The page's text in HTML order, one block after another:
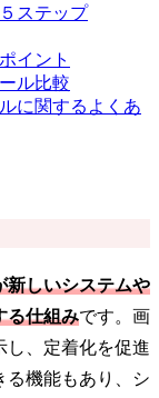
ステップ
イント
ル比較
に関するよくあ
新しいシステムや
る仕組みです。画
し、定着化を促進
る機能もあり、シ